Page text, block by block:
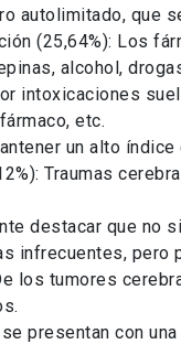
autolimitado, que
(25,64%): Los
alcohol,
intoxicaciones
etc.
un alto
Traumas
destacar que no
infrecuentes, pero
los tumores
se presentan con